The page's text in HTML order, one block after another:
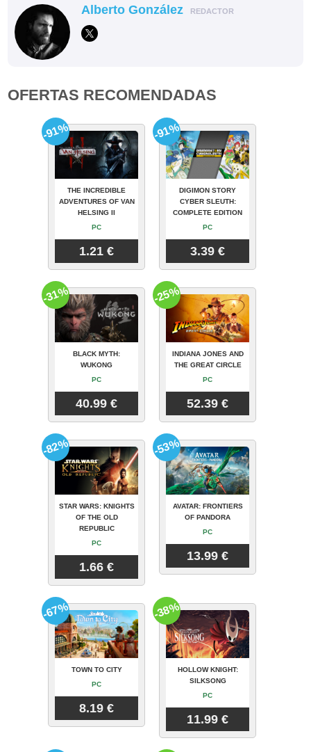
Alberto González REDACTOR
OFERTAS RECOMENDADAS
THE INCREDIBLE
ADVENTURES OF VAN
HELSING II
PC
1.21 €
-91%
DIGIMON STORY
CYBER SLEUTH:
COMPLETE EDITION
PC
3.39 €
-91%
BLACK MYTH:
WUKONG
PC
40.99 €
-31%
INDIANA JONES AND
THE GREAT CIRCLE
PC
52.39 €
-25%
STAR WARS: KNIGHTS
OF THE OLD
REPUBLIC
PC
1.66 €
-82%
AVATAR: FRONTIERS
OF PANDORA
PC
13.99 €
-53%
TOWN TO CITY
PC
8.19 €
-67%
HOLLOW KNIGHT:
SILKSONG
PC
11.99 €
-38%